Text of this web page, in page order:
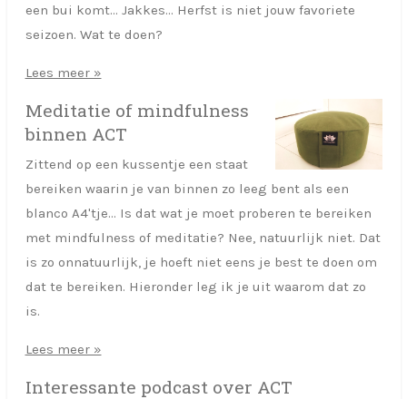
een bui komt... Jakkes... Herfst is niet jouw favoriete
seizoen. Wat te doen?
Lees meer »
Meditatie of mindfulness
binnen ACT
Zittend op een kussentje een staat
bereiken waarin je van binnen zo leeg bent als een
blanco A4'tje... Is dat wat je moet proberen te bereiken
met mindfulness of meditatie? Nee, natuurlijk niet. Dat
is zo onnatuurlijk, je hoeft niet eens je best te doen om
dat te bereiken. Hieronder leg ik je uit waarom dat zo
is.
Lees meer »
Interessante podcast over ACT